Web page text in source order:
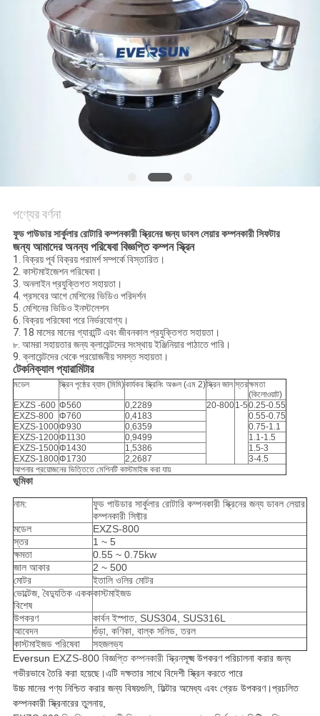
আবেদন
সাইটম্যাপ
পণ্যের বর্ণনা
ফুড পাউডার সার্কুলার রোটারি কম্পনকারী স্ক্রিনের জন্য ডাবল লেয়ার কম্পনকারী সিফটার
জন্য আমাদের অনন্য পরিষেবাবিজ্ঞপ্তি কম্পন স্ক্রিন
1. বিক্রয় পূর্ব বিক্রয় পরামর্শ সম্পর্কে বিস্তারিত।
2. কাস্টমাইজেশন পরিষেবা।
3. অনলাইন প্রযুক্তিগত সহায়তা।
4. প্রসবের আগে মেশিনের ভিডিও পরিদর্শন
5. মেশিনের ভিডিও ইনস্টলেশন
6. বিক্রয় পরিষেবা পরে নির্ভরযোগ্য।
7. 18 মাসের মানের গ্যারান্টি এবং জীবনকাল প্রযুক্তিগত সহায়তা।
৮. আমরা সহায়তার জন্য ক্লায়েন্টদের সংস্থায় ইঞ্জিনিয়ার পাঠাতে পারি।
9. ক্লায়েন্টদের থেকে প্রয়োজনীয় সমস্ত সহায়তা।
টেকনিক্যাল প্যারামিটার
মডেল স্ক্রিন পৃষ্ঠের ব্যাস (মিমি)কার্যকর স্ক্রিনিং অঞ্চল (এম 2)স্ক্রিন জাল স্তরক্ষমতা
(কিলোওয়াট)
EXZS -600 Φ560 0,2289 20-8001-50.25-0.55
EXZS-800 Φ760 0,4183
0.55-0.75
EXZS-1000Φ930 0,6359
0.75-1.1
EXZS-1200Φ1130 0,9499
1.1-1.5
EXZS-1500Φ1430 1,5386
1.5-3
EXZS-1800Φ1730 2,2687
3-4.5
আপনার প্রয়োজনের ভিত্তিতে মেশিনটি কাস্টমাইজ করা যায়
ভূমিকা
নাম:
ফুড পাউডার সার্কুলার রোটারি কম্পনকারী স্ক্রিনের জন্য ডাবল লেয়ার
কম্পনকারী সিফ্টার
মডেল
EXZS-800
স্তর
1 ~ 5
ক্ষমতা
0.55 ~ 0.75kw
জাল আকার
2 ~ 500
মোটর
ইতালি ওলির মোটর
ভোল্টেজ, বৈদ্যুতিক একক
বিশেষ
কাস্টমাইজড
উপকরণ
কার্বন ইস্পাত, SUS304, SUS316L
আবেদন
গুঁড়া, কণিকা, বাল্ক সলিড, তরল
কাস্টমাইজড পরিষেবা
সহজলভ্য
Eversun EXZS-800 বিজ্ঞপ্তি কম্পনকারী স্ক্রিনসূক্ষ্ম উপকরণ পরিচালনা করার জন্য
গভীরভাবে তৈরি করা হয়েছে।এটি দক্ষতার সাথে বিদেশী স্ক্রিন করতে পারে
উচ্চ মানের পণ্য নিশ্চিত করার জন্য বিষয়গুলি, ফিল্টার অমেধ্য এবং গ্রেড উপকরণ।প্রচলিত
কম্পনকারী স্ক্রিনারের তুলনায়,